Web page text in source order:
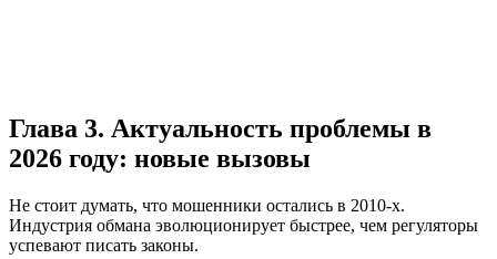
Глава 3. Актуальность проблемы в
2026 году: новые вызовы
Не стоит думать, что мошенники остались в 2010-х.
Индустрия обмана эволюционирует быстрее, чем регуляторы
успевают писать законы.